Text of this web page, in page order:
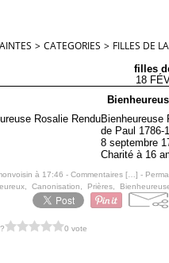
> CATEGORIES > FILLES DE
filles
18
Bienheureuse
de Paul 1786-
8 septembre
Charité à 16
à 17:46 - Commentaires [ ] -
Canonisation Prières
0 vote